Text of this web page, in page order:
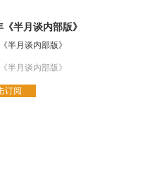
《半月谈内部版》
半月谈内部版》
半月谈内部版》
订阅